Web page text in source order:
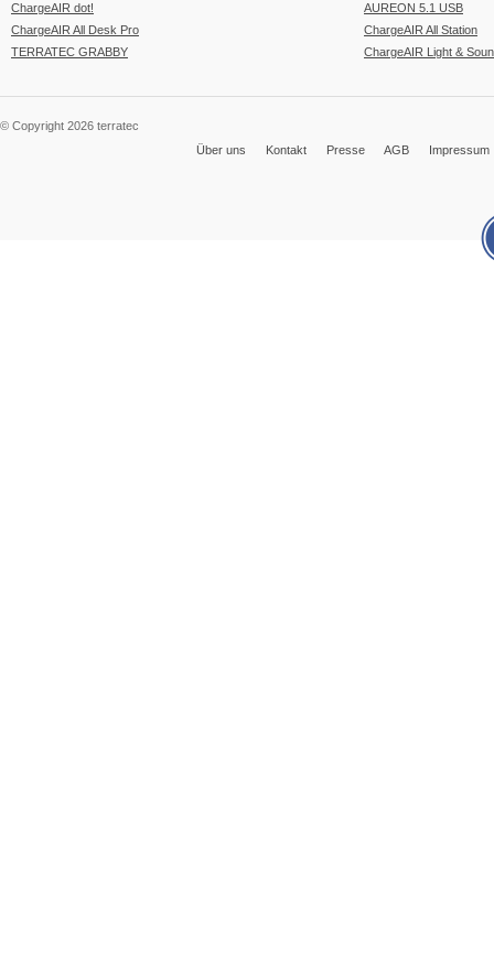
ChargeAIR dot!
ChargeAIR All Desk Pro
TERRATEC GRABBY
AUREON 5.1 USB
ChargeAIR All Station
ChargeAIR Light &
© Copyright 2026 terratec
Über uns
Kontakt Presse AGB Impressum